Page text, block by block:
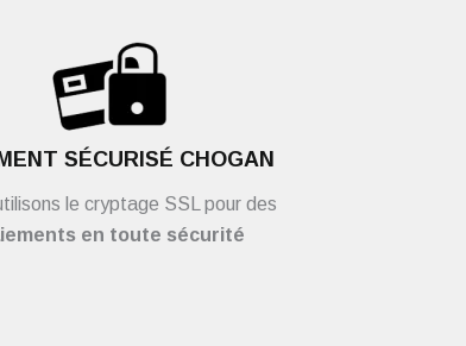
SÉCURISÉ CHOGAN
le cryptage SSL pour des
en toute sécurité